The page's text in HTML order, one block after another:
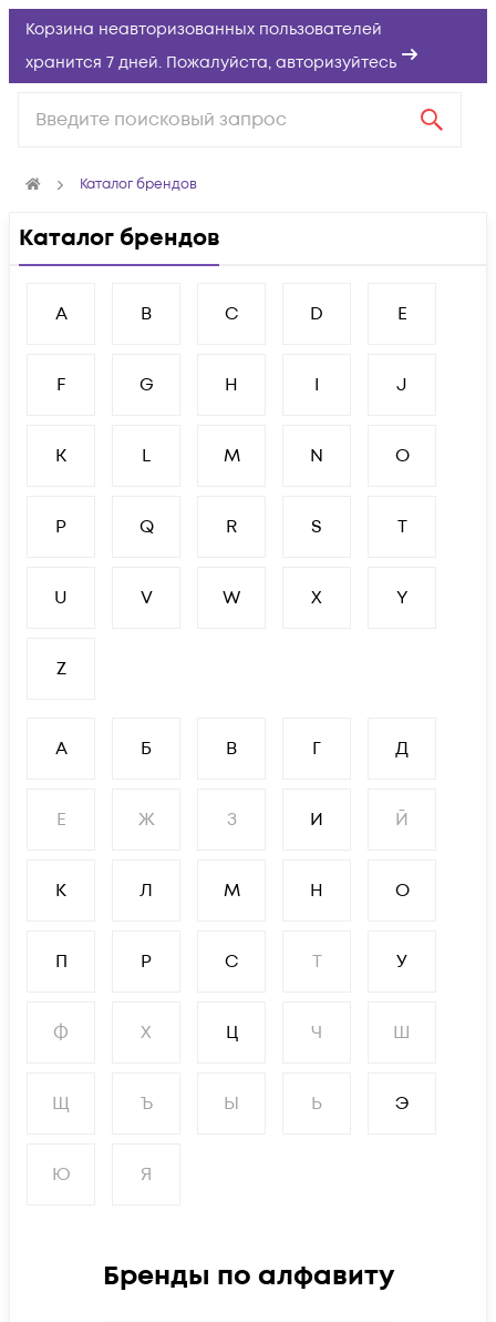
Корзина неавторизованных пользователей
хранится 7 дней. Пожалуйста, авторизуйтесь
Каталог брендов
Каталог брендов
A B C D E
F G H I J
K L M N O
P Q R S T
U V W X Y
Z
А Б В Г Д
Е Ж З И Й
К Л М Н О
П Р С Т У
Ф Х Ц Ч Ш
Щ Ъ Ы Ь Э
Ю Я
Бренды по алфавиту